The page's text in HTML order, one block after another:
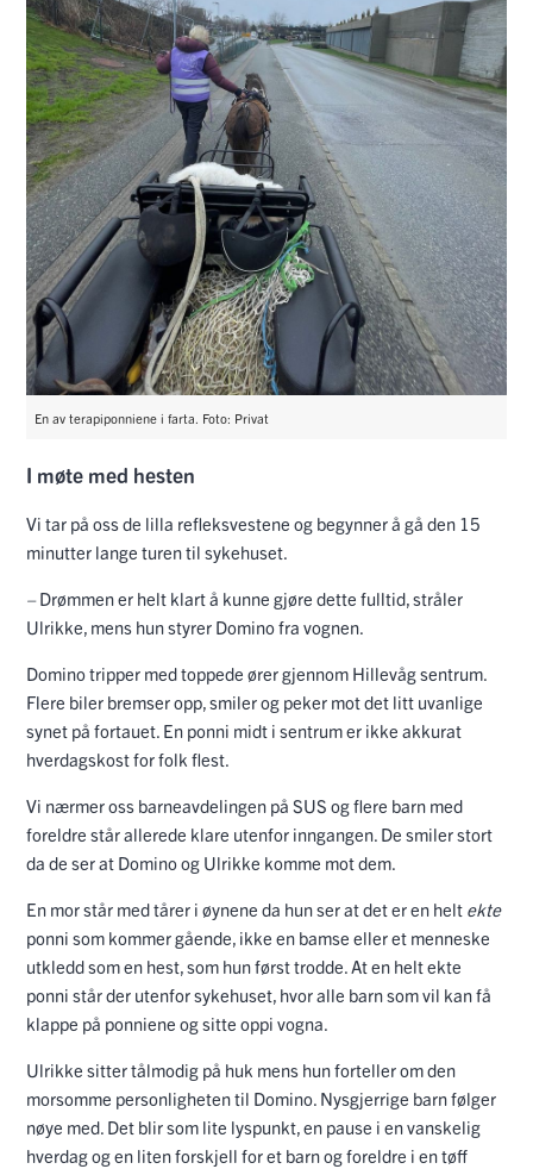
En av terapiponniene i farta. Foto: Privat
I møte med hesten
Vi tar på oss de lilla refleksvestene og begynner å gå den 15
minutter lange turen til sykehuset.
–Drømmen er helt klart å kunne gjøre dette fulltid, stråler
Ulrikke, mens hun styrer Domino fra vognen.
Domino tripper med toppede ører gjennom Hillevåg sentrum.
Flere biler bremser opp, smiler og peker mot det litt uvanlige
synet på fortauet. En ponni midt i sentrum er ikke akkurat
hverdagskost for folk flest.
Vi nærmer oss barneavdelingen på SUS og flere barn med
foreldre står allerede klare utenfor inngangen. De smiler stort
da de ser at Domino og Ulrikke komme mot dem.
En mor står med tårer i øynene da hun ser at det er en helt ekte
ponni som kommer gående, ikke en bamse eller et menneske
utkledd som en hest, som hun først trodde. At en helt ekte
ponni står der utenfor sykehuset, hvor alle barn som vil kan få
klappe på ponniene og sitte oppi vogna.
Ulrikke sitter tålmodig på huk mens hun forteller om den
morsomme personligheten til Domino. Nysgjerrige barn følger
nøye med. Det blir som lite lyspunkt, en pause i en vanskelig
hverdag og en liten forskjell for et barn og foreldre i en tøff